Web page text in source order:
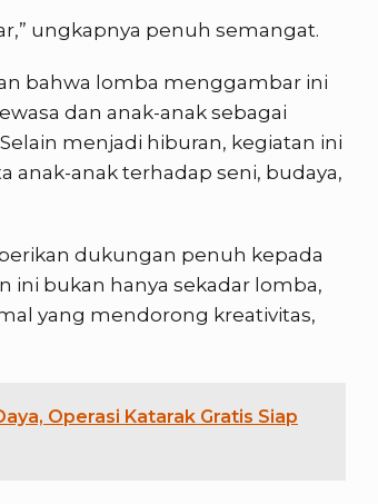
ungkapnya penuh semangat.
bahwa lomba menggambar ini
dan anak-anak sebagai
menjadi hiburan, kegiatan ini
anak-anak terhadap seni, budaya,
dukungan penuh kepada
ini bukan hanya sekadar lomba,
yang mendorong kreativitas,
Operasi Katarak Gratis Siap